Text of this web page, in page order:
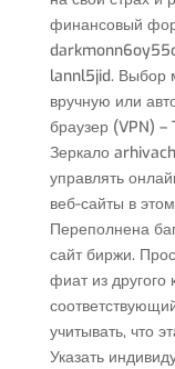
финансовый
lannl5jid. Выбор
вручную или
браузер (VPN) –
Зеркало
управлять
веб-сайты в
Переполнена
сайт биржи.
фиат из другого
учитывать, что
Указать